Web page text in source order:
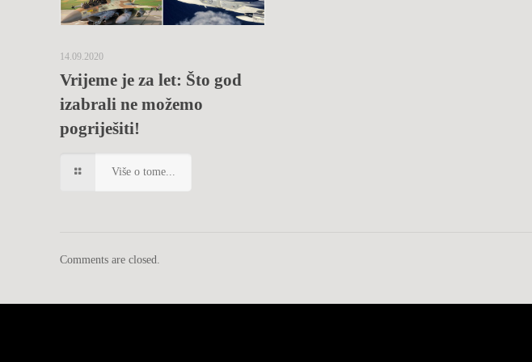
14.09.2020
Vrijeme je za let: Što god
izabrali ne možemo
pogriješiti!
Više o tome...
Comments are closed.